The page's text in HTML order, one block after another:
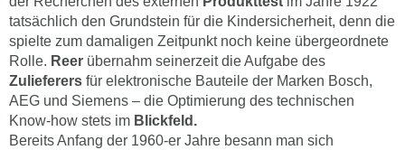
tatsächlich den Grundstein für die Kindersicherheit, denn die
spielte zum damaligen Zeitpunkt noch keine übergeordnete
Rolle. Reer übernahm seinerzeit die Aufgabe des
Zulieferers für elektronische Bauteile der Marken Bosch,
AEG und Siemens – die Optimierung des technischen
Know-how stets im Blickfeld.
Bereits Anfang der 1960-er Jahre besann man sich